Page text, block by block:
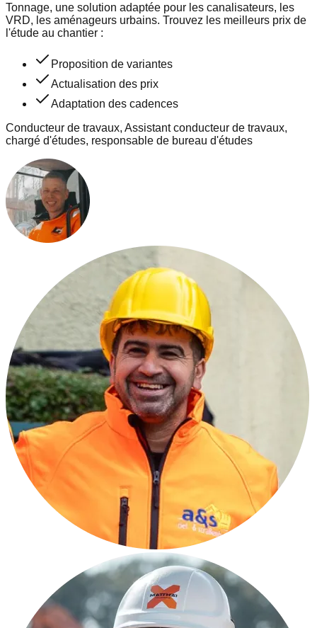
Tonnage, une solution adaptée pour les canalisateurs, les
VRD, les aménageurs urbains. Trouvez les meilleurs prix de
l'étude au chantier :
Proposition de variantes
Actualisation des prix
Adaptation des cadences
Conducteur de travaux, Assistant conducteur de travaux,
chargé d'études, responsable de bureau d'études